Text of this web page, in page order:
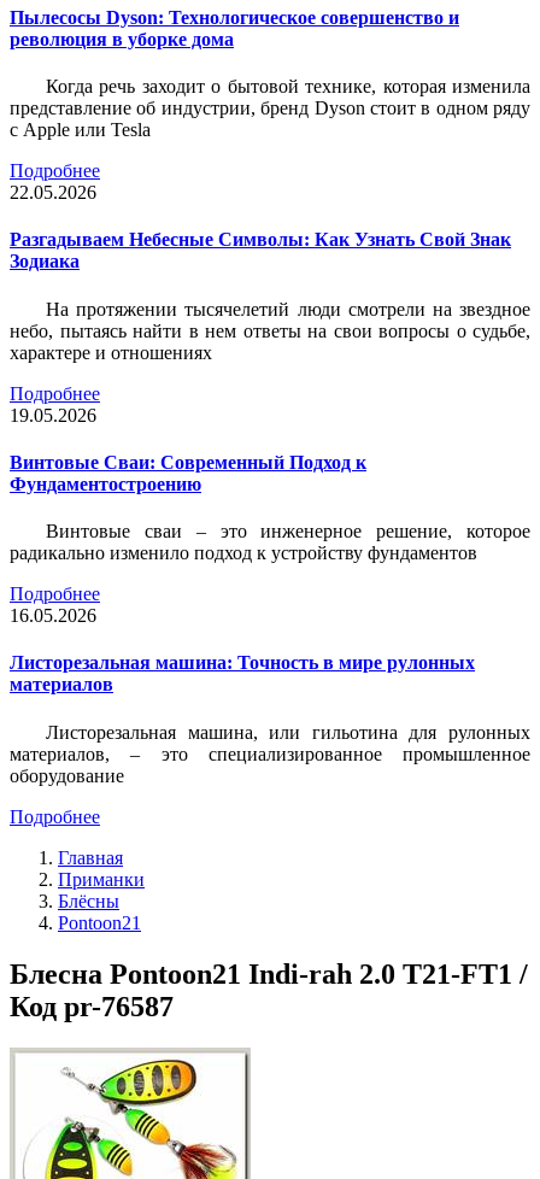
Пылесосы Dyson: Технологическое совершенство и
революция в уборке дома
Когда речь заходит о бытовой технике, которая изменила
представление об индустрии, бренд Dyson стоит в одном ряду
с Apple или Tesla
Подробнее
22.05.2026
Разгадываем Небесные Символы: Как Узнать Свой Знак
Зодиака
На протяжении тысячелетий люди смотрели на звездное
небо, пытаясь найти в нем ответы на свои вопросы о судьбе,
характере и отношениях
Подробнее
19.05.2026
Винтовые Сваи: Современный Подход к
Фундаментостроению
Винтовые сваи – это инженерное решение, которое
радикально изменило подход к устройству фундаментов
Подробнее
16.05.2026
Листорезальная машина: Точность в мире рулонных
материалов
Листорезальная машина, или гильотина для рулонных
материалов, – это специализированное промышленное
оборудование
Подробнее
Главная
Приманки
Блёсны
Pontoon21
Блесна Pontoon21 Indi-rah 2.0 T21-FT1 /
Код pr-76587